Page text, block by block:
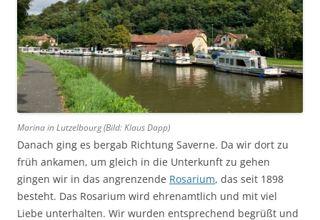
Marina in Lutzelbourg (Bild: Klaus Dapp)
Danach ging es bergab Richtung Saverne. Da wir dort zu
früh ankamen, um gleich in die Unterkunft zu gehen
gingen wir in das angrenzende Rosarium, das seit 1898
besteht. Das Rosarium wird ehrenamtlich und mit viel
Liebe unterhalten. Wir wurden entsprechend begrüßt und